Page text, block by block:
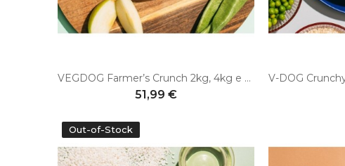
VEGDOG Farmer’s Crunch 2kg, 4kg e 10kg - Alimento vegano per cani senza cereali, senza glutine e senza soia
51,99 €
Out-of-Stock